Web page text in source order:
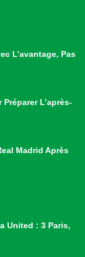
L’avantage, Pas
L’après-
Madrid Après
United : 3 Paris,